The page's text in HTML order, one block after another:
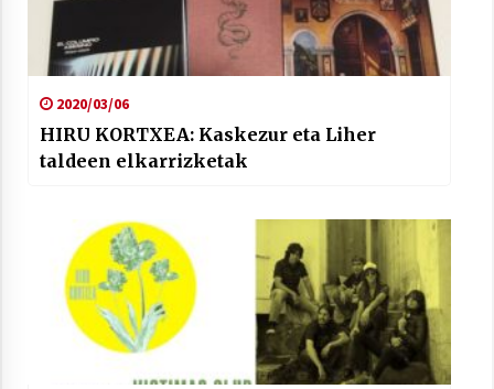
2020/03/06
HIRU KORTXEA: Kaskezur eta Liher
taldeen elkarrizketak